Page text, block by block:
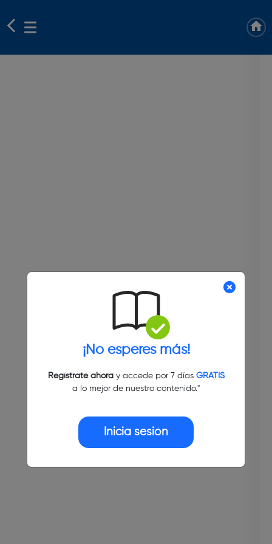
¡No esperes más!
Regístrate ahoray accede por 7 días GRATIS
a lo mejor de nuestro contenido."
Inicia sesión